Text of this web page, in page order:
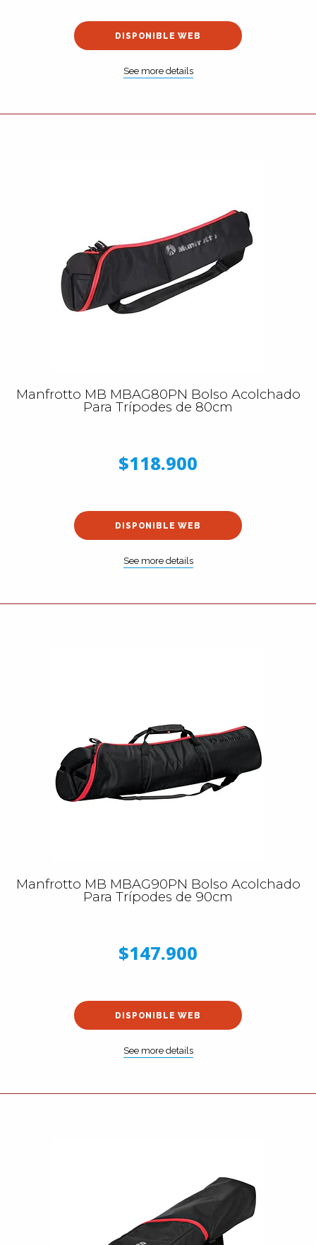
DISPONIBLE WEB
See more details
Manfrotto MB MBAG80PN Bolso Acolchado
Para Trípodes de 80cm
$118.900
DISPONIBLE WEB
See more details
Manfrotto MB MBAG90PN Bolso Acolchado
Para Trípodes de 90cm
$147.900
DISPONIBLE WEB
See more details